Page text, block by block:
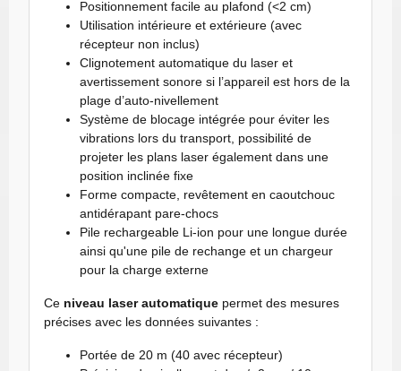
Positionnement facile au plafond (<2 cm)
Utilisation intérieure et extérieure (avec
récepteur non inclus)
Clignotement automatique du laser et
avertissement sonore si l’appareil est hors de la
plage d’auto-nivellement
Système de blocage intégrée pour éviter les
vibrations lors du transport, possibilité de
projeter les plans laser également dans une
position inclinée fixe
Forme compacte, revêtement en caoutchouc
antidérapant pare-chocs
Pile rechargeable Li-ion pour une longue durée
ainsi qu'une pile de rechange et un chargeur
pour la charge externe
Ce niveau laser automatique permet des mesures
précises avec les données suivantes :
Portée de 20 m (40 avec récepteur)